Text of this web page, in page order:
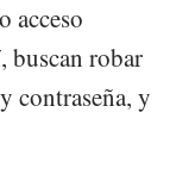
acceso
buscan robar
contraseña, y